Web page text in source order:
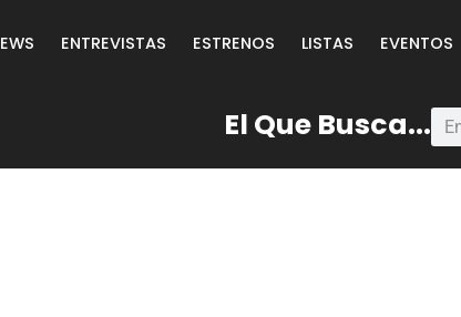
ENTREVISTAS ESTRENOS LISTAS EVENTOS
El Que Busca...